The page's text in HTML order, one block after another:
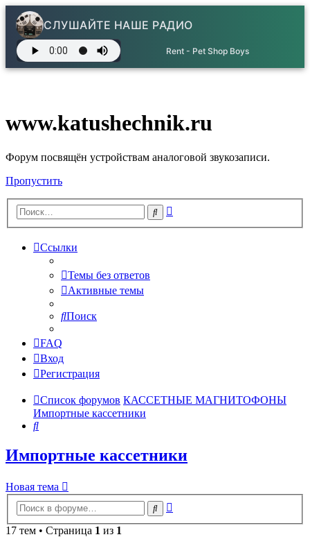
СЛУШАЙТЕ НАШЕ РАДИО
Rent - Pet Shop Boys
www.katushechnik.ru
Форум посвящён устройствам аналоговой звукозаписи.
Пропустить
Поиск
Ссылки
Темы без ответов
Активные темы
Поиск
FAQ
Вход
Регистрация
Список форумов КАССЕТНЫЕ МАГНИТОФОНЫ
Импортные кассетники
Поиск
Импортные кассетники
Новая тема
Поиск
17 тем • Страница 1 из 1